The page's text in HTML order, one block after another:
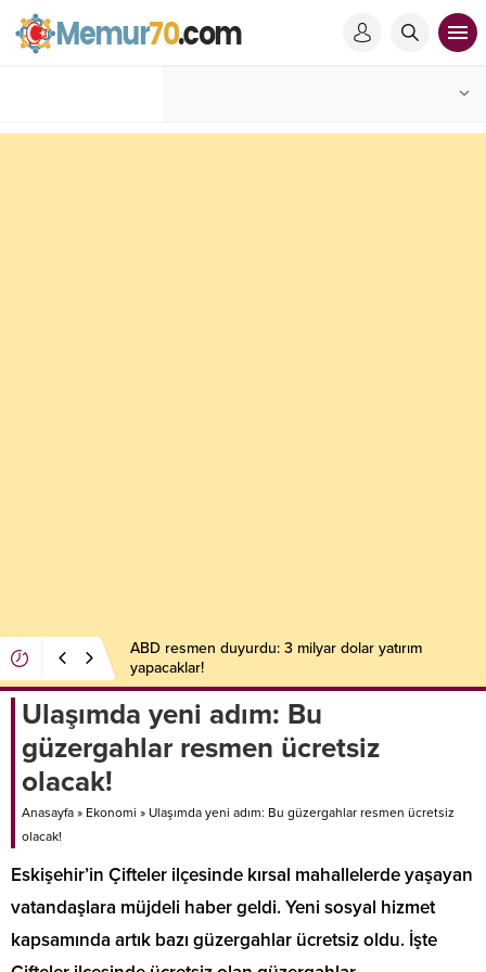
Dünya Bankası’ndan 100 milyon dolarlık hibe! Artık
eskisi gibi olmayacak
Ulaşımda yeni adım: Bu
güzergahlar resmen ücretsiz
olacak!
Anasayfa » Ekonomi » Ulaşımda yeni adım: Bu güzergahlar resmen ücretsiz
olacak!
Eskişehir’in Çifteler ilçesinde kırsal mahallelerde yaşayan
vatandaşlara müjdeli haber geldi. Yeni sosyal hizmet
kapsamında artık bazı güzergahlar ücretsiz oldu. İşte